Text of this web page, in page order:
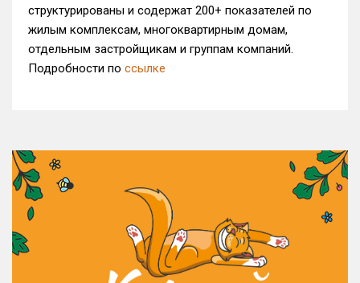
структурированы и содержат 200+ показателей по
жилым комплексам, многоквартирным домам,
отдельным застройщикам и группам компаний.
Подробности по ссылке